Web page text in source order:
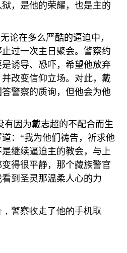
，是他的荣耀，也是主的
论在多么严酷的逼迫中，
过一次主日聚会。警察约
诱导、恐吓，希望他放弃
改变信仰立场。对此，戴
警察的质询，但他会为他
有因为戴志超的不配合而生
： “我为他们祷告，祈求他
继续逼迫主的教会，与上
得很平静，那个藏族警官
到圣灵那温柔人心的力
警察收走了他的手机取